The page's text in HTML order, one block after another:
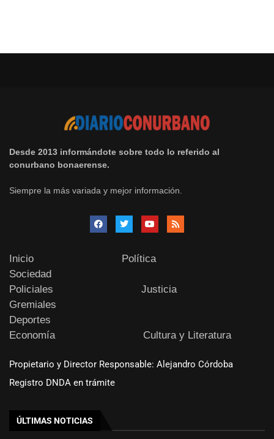
Desde 2013 informándote sobre todo lo referido al
conurbano bonaerense.
Siempre la más variada y mejor información.
Inicio
Política
Sociedad
Policiales
Justicia
Gremiales
Deportes
Economía
Cultura y Literatura
Propietario y Director Responsable: Alejandro Córdoba
Registro DNDA en trámite
ÚLTIMAS NOTICIAS